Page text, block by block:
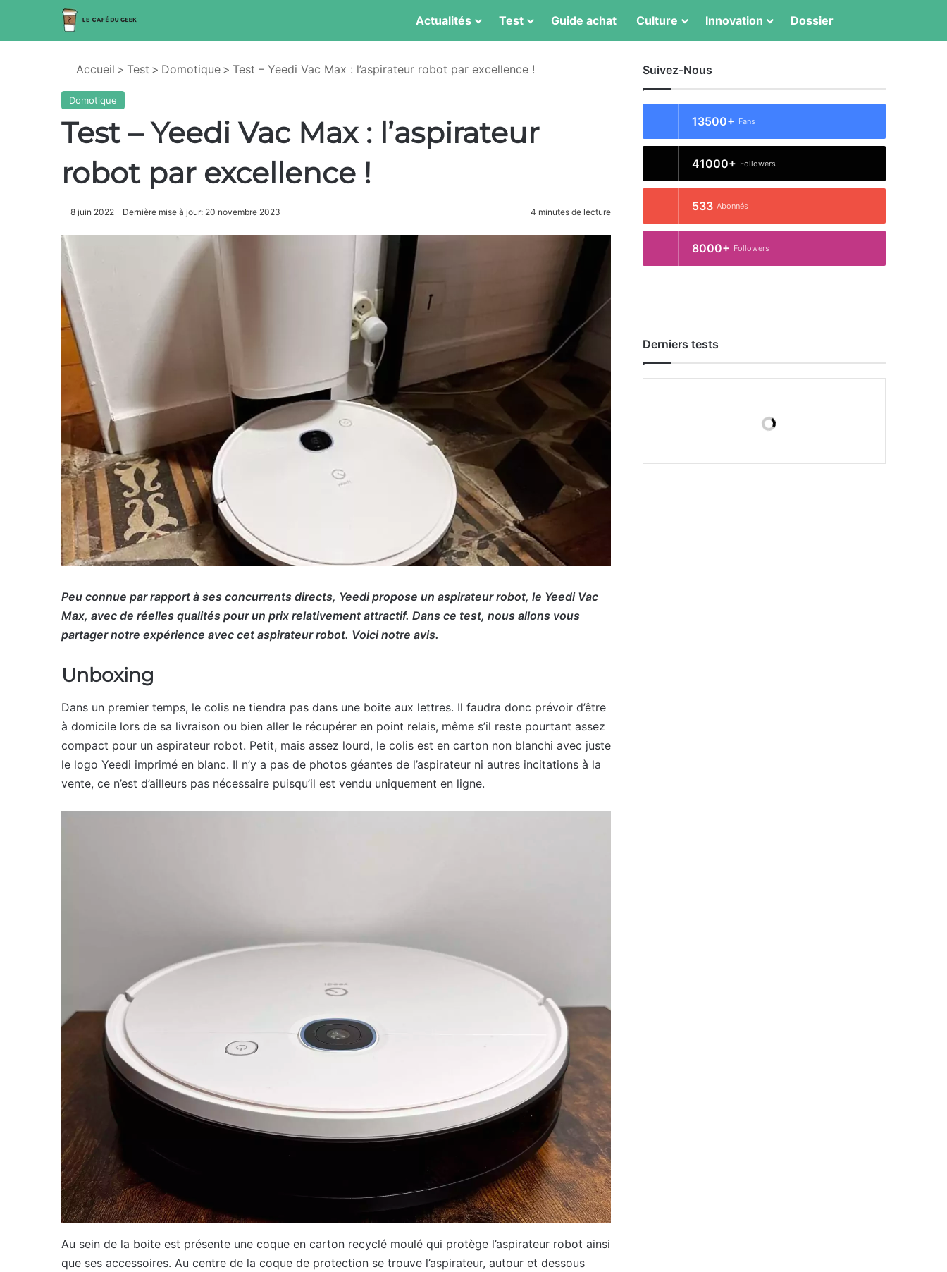
Actualités Test Guide achat Culture Innovation Dossier
Accueil > Test > Domotique > Test – Yeedi Vac Max : l’aspirateur robot par excellence !
Domotique
Test – Yeedi Vac Max : l’aspirateur
robot par excellence !
8 juin 2022 Dernière mise à jour: 20 novembre 2023 4 minutes de lecture
Peu connue par rapport à ses concurrents directs, Yeedi propose un aspirateur robot, le Yeedi Vac
Max, avec de réelles qualités pour un prix relativement attractif. Dans ce test, nous allons vous
partager notre expérience avec cet aspirateur robot. Voici notre avis.
Unboxing
Dans un premier temps, le colis ne tiendra pas dans une boite aux lettres. Il faudra donc prévoir d’être
à domicile lors de sa livraison ou bien aller le récupérer en point relais, même s’il reste pourtant assez
compact pour un aspirateur robot. Petit, mais assez lourd, le colis est en carton non blanchi avec juste
le logo Yeedi imprimé en blanc. Il n’y a pas de photos géantes de l’aspirateur ni autres incitations à la
vente, ce n’est d’ailleurs pas nécessaire puisqu’il est vendu uniquement en ligne.
Au sein de la boite est présente une coque en carton recyclé moulé qui protège l’aspirateur robot ainsi
que ses accessoires. Au centre de la coque de protection se trouve l’aspirateur, autour et dessous
Suivez-Nous
13500+ Fans
41000+ Followers
533 Abonnés
8000+ Followers
Derniers tests